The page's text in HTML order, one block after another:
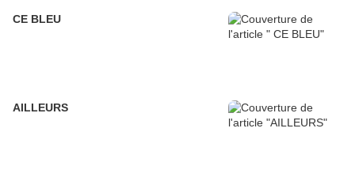
CE BLEU
AILLEURS